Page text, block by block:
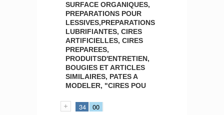
SURFACE ORGANIQUES,
PREPARATIONS POUR
LESSIVES,PREPARATIONS
LUBRIFIANTES, CIRES
ARTIFICIELLES, CIRES
PREPAREES,
PRODUITSD'ENTRETIEN,
BOUGIES ET ARTICLES
SIMILAIRES, PATES A
MODELER, "CIRES POU
34 00